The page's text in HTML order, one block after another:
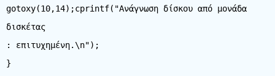
gotoxy(10,14);cprintf("Ανάγνωση δίσκου από μονάδα
δισκέτας
: επιτυχημένη.\n");
}